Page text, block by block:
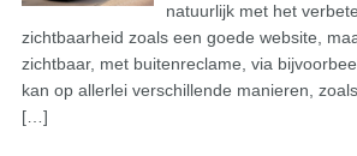
natuurlijk met het
zichtbaarheid zoals een goede website,
zichtbaar, met buitenreclame, via
kan op allerlei verschillende manieren,
[…]